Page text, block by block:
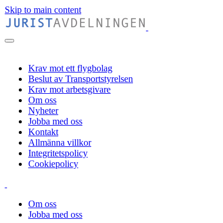
Skip to main content
Krav mot ett flygbolag
Beslut av Transportstyrelsen
Krav mot arbetsgivare
Om oss
Nyheter
Jobba med oss
Kontakt
Allmänna villkor
Integritetspolicy
Cookiepolicy
Om oss
Jobba med oss